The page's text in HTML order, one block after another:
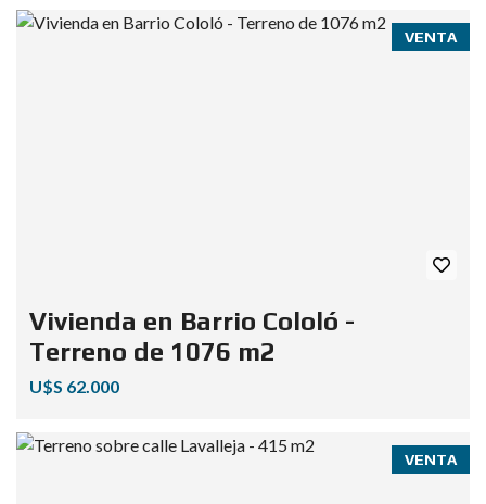
VENTA
Vivienda en Barrio Cololó -
Terreno de 1076 m2
U$S 62.000
VENTA